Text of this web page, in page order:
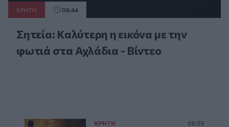
ΚΡΗΤΗ 06:44
Σητεία: Καλύτερη η εικόνα με την
φωτιά στα Αχλάδια - Βίντεο
ΚΡΗΤΗ 06:55